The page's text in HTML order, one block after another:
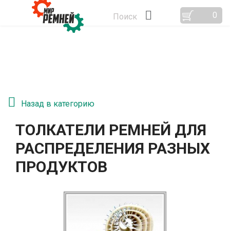
Поиск 0
Назад в категорию
ТОЛКАТЕЛИ РЕМНЕЙ ДЛЯ
РАСПРЕДЕЛЕНИЯ РАЗНЫХ
ПРОДУКТОВ